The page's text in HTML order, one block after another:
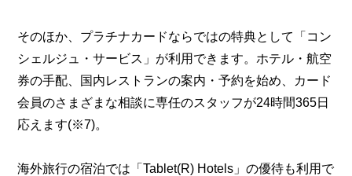
そのほか、プラチナカードならではの特典として「コン
シェルジュ・サービス」が利用できます。ホテル・航空
券の手配、国内レストランの案内・予約を始め、カード
会員のさまざまな相談に専任のスタッフが24時間365日
応えます(※7)。
海外旅行の宿泊では「Tablet(R) Hotels」の優待も利用で